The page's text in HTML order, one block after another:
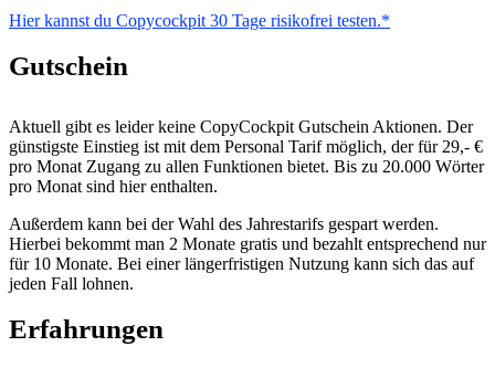
Hier kannst du Copycockpit 30 Tage risikofrei testen.
Gutschein
Aktuell gibt es leider keine CopyCockpit Gutschein Aktionen. Der
günstigste Einstieg ist mit dem Personal Tarif möglich, der für 29,- €
pro Monat Zugang zu allen Funktionen bietet. Bis zu 20.000 Wörter
pro Monat sind hier enthalten.
Außerdem kann bei der Wahl des Jahrestarifs gespart werden.
Hierbei bekommt man 2 Monate gratis und bezahlt entsprechend nur
für 10 Monate. Bei einer längerfristigen Nutzung kann sich das auf
jeden Fall lohnen.
Erfahrungen